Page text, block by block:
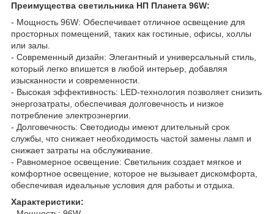
Преимущества светильника НП Планета 96W:
- Мощность 96W: Обеспечивает отличное освещение для
просторных помещений, таких как гостиные, офисы, холлы
или залы.
- Современный дизайн: Элегантный и универсальный стиль,
который легко впишется в любой интерьер, добавляя
изысканности и современности.
- Высокая эффективность: LED-технология позволяет снизить
энергозатраты, обеспечивая долговечность и низкое
потребление электроэнергии.
- Долговечность: Светодиоды имеют длительный срок
службы, что снижает необходимость частой замены ламп и
снижает затраты на обслуживание.
- Равномерное освещение: Светильник создает мягкое и
комфортное освещение, которое не вызывает дискомфорта,
обеспечивая идеальные условия для работы и отдыха.
Характеристики: